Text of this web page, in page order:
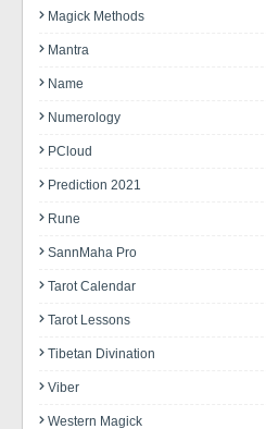
Magick Methods
Mantra
Name
Numerology
PCloud
Prediction 2021
Rune
SannMaha Pro
Tarot Calendar
Tarot Lessons
Tibetan Divination
Viber
Western Magick